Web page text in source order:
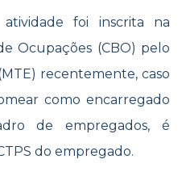
foi inscrita na
Ocupações (CBO) pelo
recentemente, caso
como encarregado
de empregados, é
do empregado.